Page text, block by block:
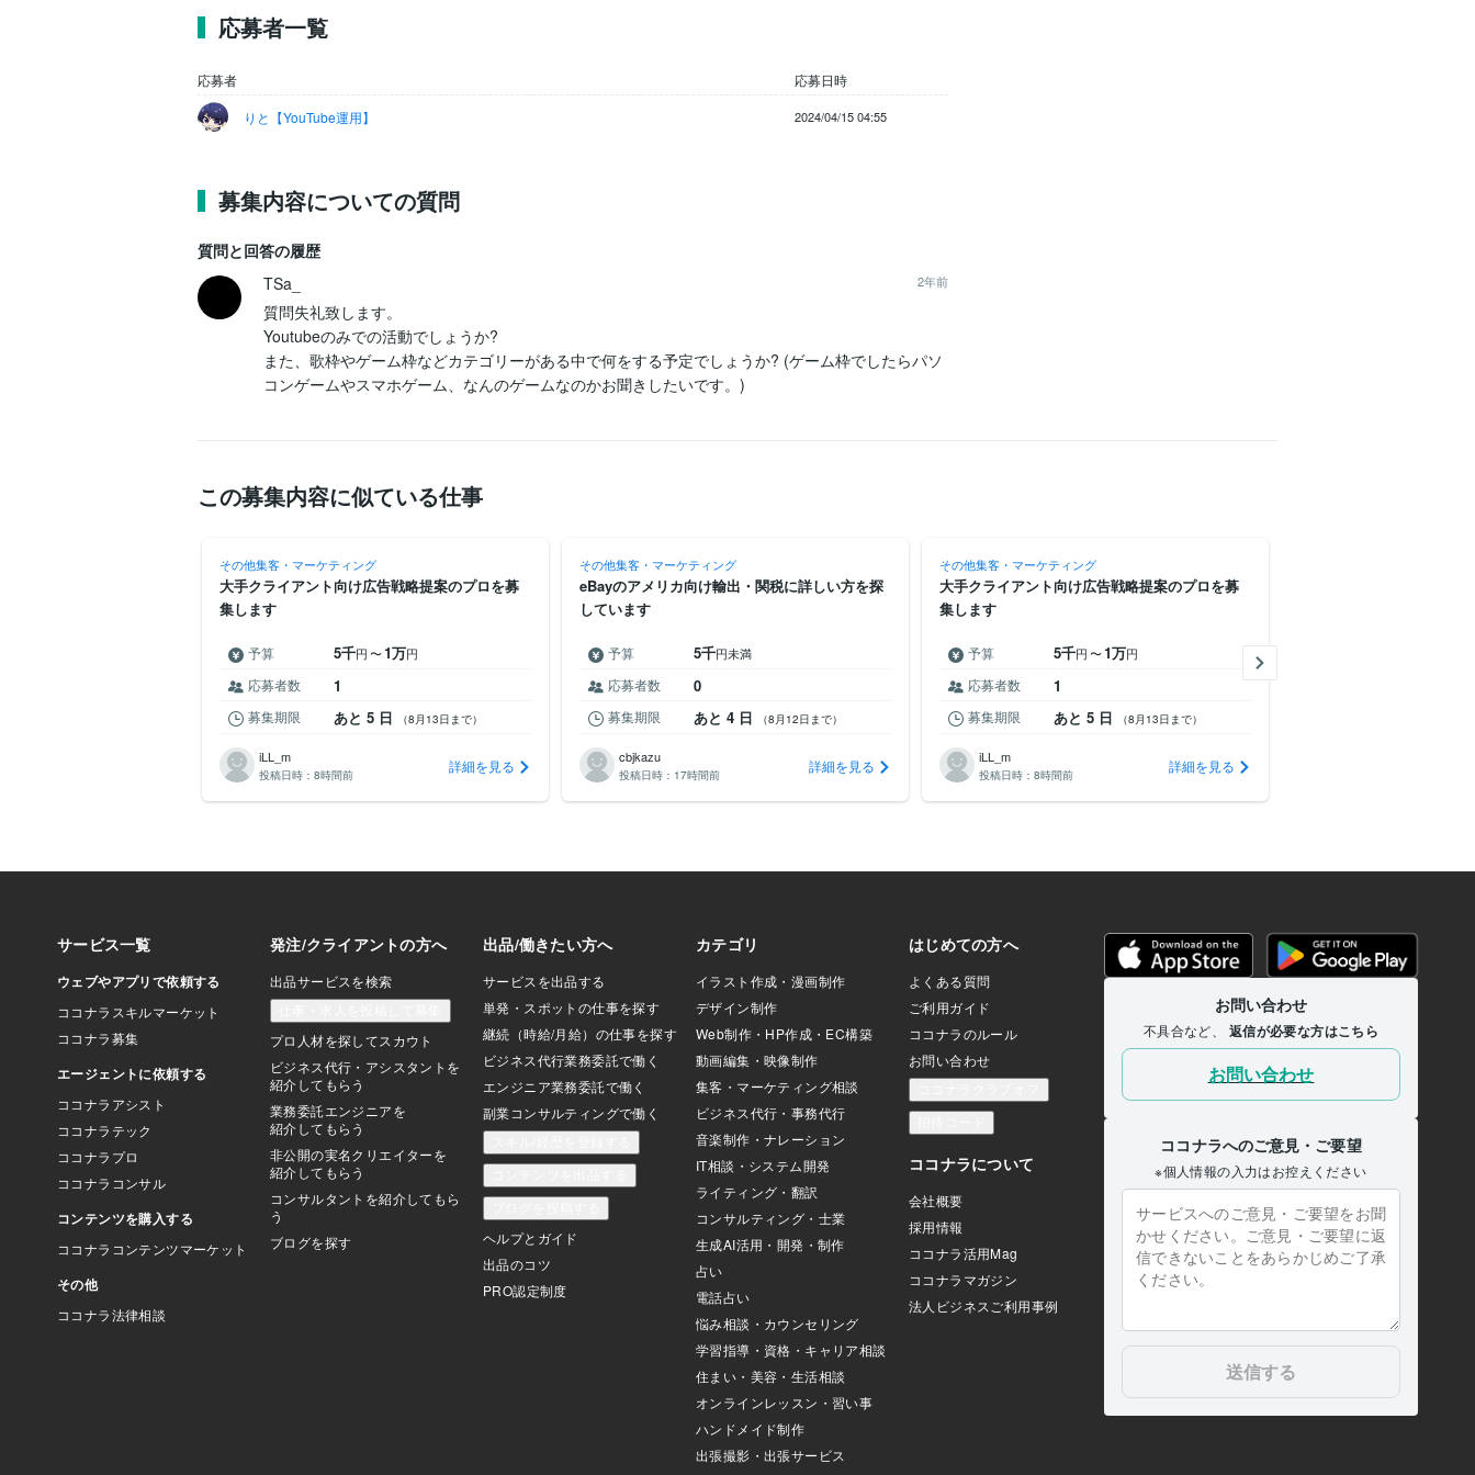
応募者一覧
応募者
応募日時
りと【YouTube運用】
2024/04/15 04:55
募集内容についての質問
質問と回答の履歴
TSa_
2年前
質問失礼致します。
Youtubeのみでの活動でしょうか?
また、歌枠やゲーム枠などカテゴリーがある中で何をする予定でしょうか? (ゲーム枠でしたらパソ
コンゲームやスマホゲーム、なんのゲームなのかお聞きしたいです。)
この募集内容に似ている仕事
その他集客・マーケティング
大手クライアント向け広告戦略提案のプロを募
集します
予算 5千円〜1万円
応募者数 1
募集期限 あと 5 日 （8月13日まで）
iLL_m
投稿日時： 8時間前 詳細を見る
その他集客・マーケティング
eBayのアメリカ向け輸出・関税に詳しい方を探
しています
予算 5千円未満
応募者数 0
募集期限 あと 4 日 （8月12日まで）
cbjkazu
投稿日時： 17時間前 詳細を見る
その他集客・マーケティング
大手クライアント向け広告戦略提案のプロを募
集します
予算 5千円〜1万円
応募者数 1
募集期限 あと 5 日 （8月13日まで）
iLL_m
投稿日時： 8時間前 詳細を見る